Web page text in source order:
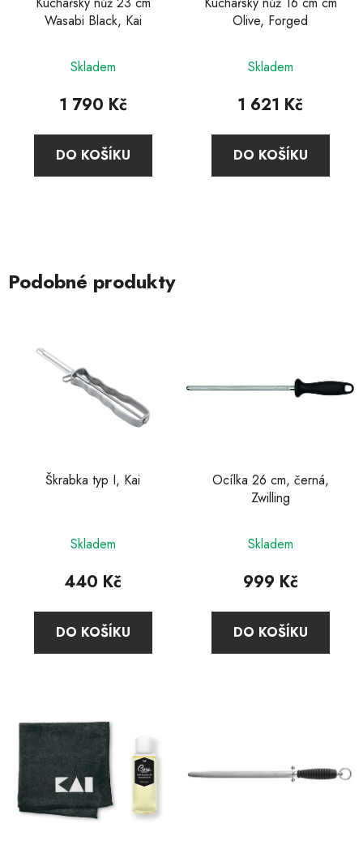
Wasabi Black, Kai
Skladem
1 790 Kč
DO KOŠÍKU
Olive, Forged
Skladem
1 621 Kč
DO KOŠÍKU
Podobné produkty
Škrabka typ I, Kai
hodnocení
produktu
4,5
z
Skladem
440 Kč
DO KOŠÍKU
Ocílka 26 cm, černá,
Zwilling
hodnocení
produktu
5,0
z
Skladem
999 Kč
DO KOŠÍKU